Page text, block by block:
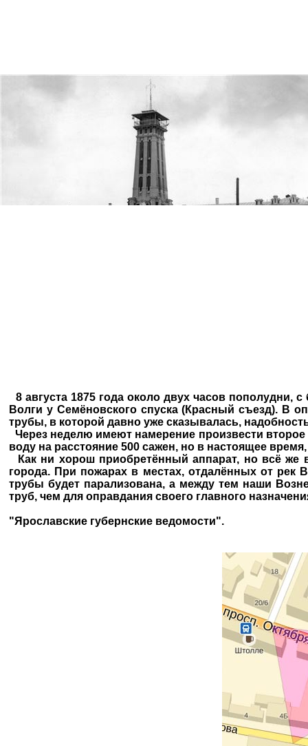
8 августа 1875 года около двух часов пополудни,
Волги у Семёновского спуска (Красный съезд). В
трубы, в которой давно уже сказывалась,
Через неделю имеют намерение произвести
воду на расстояние 500 сажен, но в настоящее
Как ни хорош приобретённый аппарат, но всё же
города. При пожарах в местах, отдалённых от рек
трубы будет парализована, а между тем наши
труб, чем для оправдания своего главного
"Ярославские губернские ведомости".